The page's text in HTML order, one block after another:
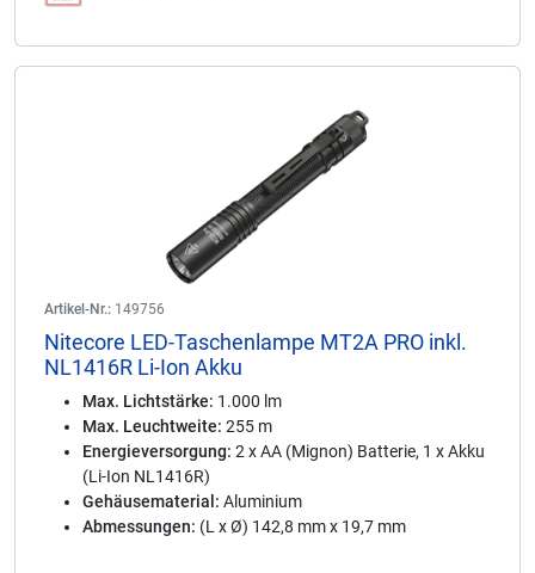
Artikel-Nr.: 149756
Nitecore LED-Taschenlampe MT2A PRO inkl.
NL1416R Li-Ion Akku
Max. Lichtstärke: 1.000 lm
Max. Leuchtweite: 255 m
Energieversorgung: 2 x AA (Mignon) Batterie, 1 x Akku
(Li-Ion NL1416R)
Gehäusematerial: Aluminium
Abmessungen: (L x Ø) 142,8 mm x 19,7 mm